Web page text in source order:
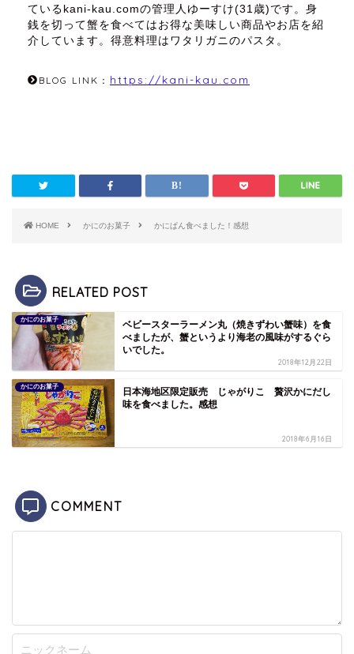
ているkani-kau.comの管理人ゆーすけ(31歳)です。身
銭を切って蟹を食べてはお得な美味しい商品やお店を紹
介しています。得意料理はワタリガニのパスタ。
BLOG LINK： https://kani-kau.com
HOME かにのお菓子 かにぱん食べました！感想
RELATED POST
かにのお菓子
ベビースターラーメン丸（焼きずわい蟹味）を食
べましたが、蟹というより海老の風味がするぐら
いでした。
2018年12月22日
かにのお菓子
日本海地区限定販売 じゃがりこ 贅沢かにだし
味を食べました。感想
2018年6月16日
COMMENT